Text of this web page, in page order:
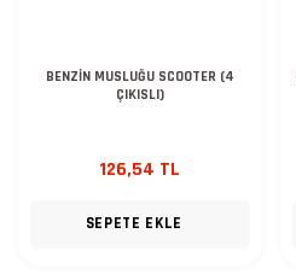
BENZİN MUSLUĞU SCOOTER (4
ÇIKISLI)
126,54 TL
SEPETE EKLE